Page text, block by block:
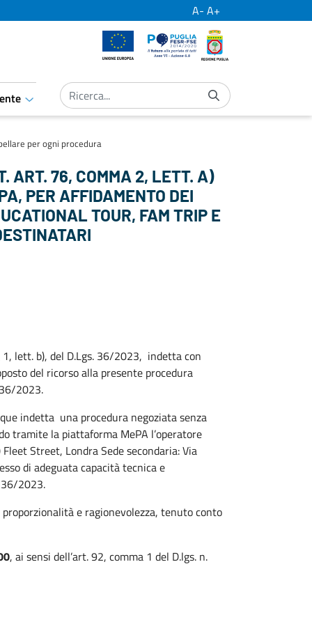
A- A+
Unione Europea Por Puglia
aret.open.submenu
per ogni procedura
ART. 76, COMMA 2, LETT. A)
PER AFFIDAMENTO DEI
TOUR, FAM TRIP E
lett. b), del D.Lgs. 36/2023, indetta con
del ricorso alla presente procedura
2023.
indetta una procedura negoziata senza
tramite la piattaforma MePA l’operatore
Street, Londra Sede secondaria: Via
di adeguata capacità tecnica e
36/2023.
e ragionevolezza, tenuto conto
, ai sensi dell’art. 92, comma 1 del D.lgs. n.